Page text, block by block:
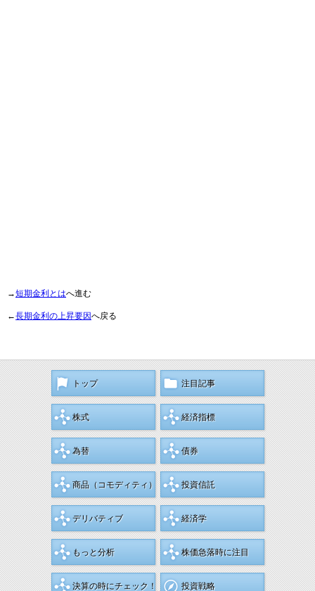
→短期金利とはへ進む
←長期金利の上昇要因へ戻る
トップ 注目記事
株式 経済指標
為替 債券
商品（コモディティ） 投資信託
デリバティブ 経済学
もっと分析 株価急落時に注目
決算の時にチェック！ 投資戦略